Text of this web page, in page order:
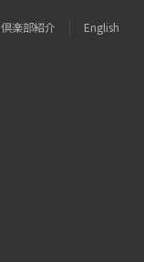
倶楽部紹介 English